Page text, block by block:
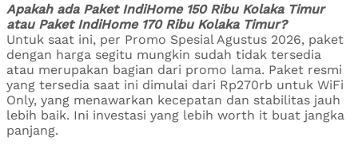
Apakah ada Paket IndiHome 150 Ribu Kolaka Timur
atau Paket IndiHome 170 Ribu Kolaka Timur?
Untuk saat ini, per Promo Spesial Agustus 2026, paket
dengan harga segitu mungkin sudah tidak tersedia
atau merupakan bagian dari promo lama. Paket resmi
yang tersedia saat ini dimulai dari Rp270rb untuk WiFi
Only, yang menawarkan kecepatan dan stabilitas jauh
lebih baik. Ini investasi yang lebih worth it buat jangka
panjang.